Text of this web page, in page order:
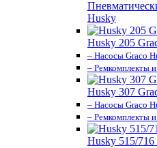
Husky
Husky 205
– Насосы Graco
– Ремкомплекты
Husky 307
– Насосы Graco
– Ремкомплекты
Husky 515/716